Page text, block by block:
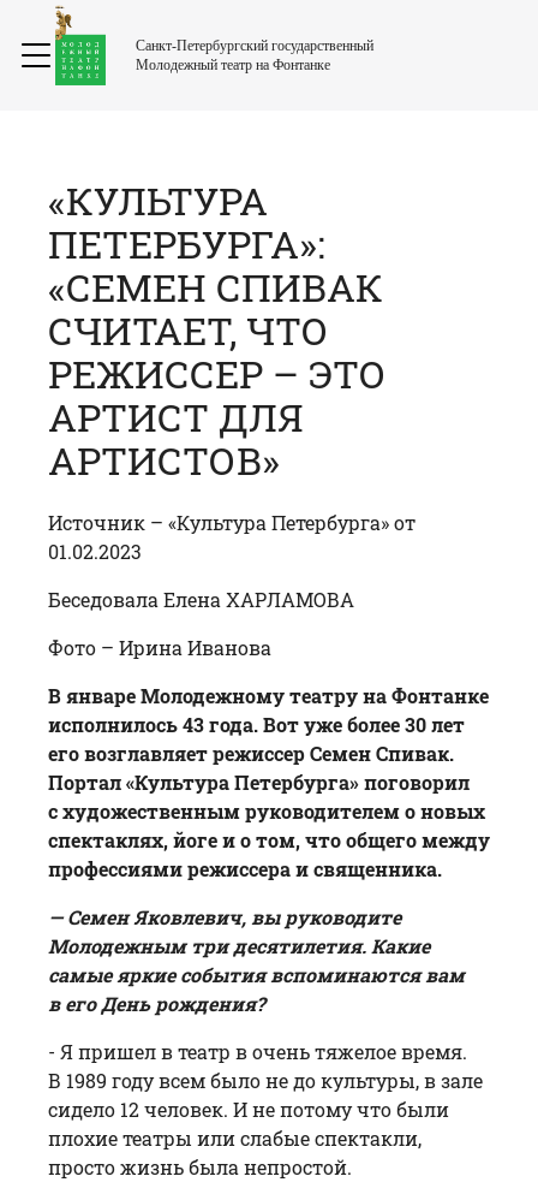
Санкт-Петербургский государственный
Молодежный театр на Фонтанке
«КУЛЬТУРА
ПЕТЕРБУРГА»:
«СЕМЕН СПИВАК
СЧИТАЕТ, ЧТО
РЕЖИССЕР – ЭТО
АРТИСТ ДЛЯ
АРТИСТОВ»
Источник – «Культура Петербурга»от
01.02.2023
Беседовала Елена ХАРЛАМОВА
Фото – Ирина Иванова
В январе Молодежному театру на Фонтанке
исполнилось 43 года. Вот уже более 30 лет
его возглавляет режиссерСемен Спивак.
Портал «Культура Петербурга» поговорил
с художественным руководителем о новых
спектаклях, йоге и о том, что общего между
профессиями режиссера и священника.
— Семен Яковлевич, вы руководите
Молодежным три десятилетия. Какие
самые яркие события вспоминаются вам
в его День рождения?
- Я пришел в театр в очень тяжелое время.
В 1989 году всем было не до культуры, в зале
сидело 12 человек. И не потому что были
плохие театры или слабые спектакли,
просто жизнь была непростой.